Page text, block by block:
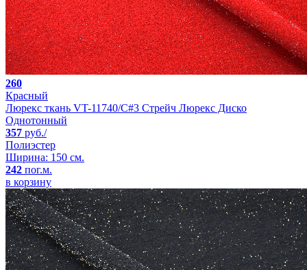
260
Красный
Люрекс ткань VT-11740/C#3 Стрейч Люрекс Диско
Однотонный
357 руб./
Полиэстер
Ширина: 150 см.
242 пог.м.
в корзину